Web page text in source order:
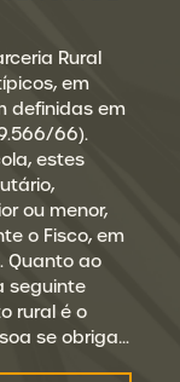
Rural
em
definidas em
66).
estes
ou menor,
o Fisco, em
Quanto ao
seguinte
rural é o
se obriga…